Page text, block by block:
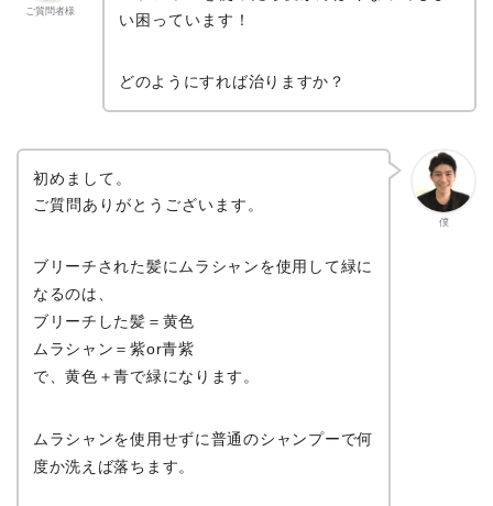
ご質問者様
い困っています！
どのようにすれば治りますか？
僕
初めまして。
ご質問ありがとうございます。
ブリーチされた髪にムラシャンを使用して緑に
なるのは、
ブリーチした髪＝黄色
ムラシャン＝紫or青紫
で、黄色＋青で緑になります。
ムラシャンを使用せずに普通のシャンプーで何
度か洗えば落ちます。